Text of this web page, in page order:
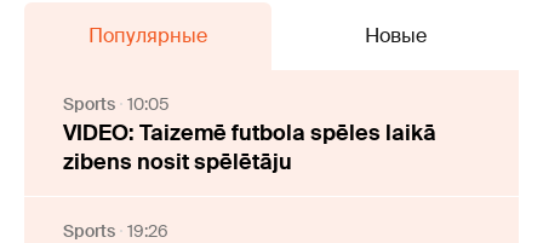
Популярные Новые
Sports 10:05
VIDEO: Taizemē futbola spēles laikā
zibens nosit spēlētāju
Sports 19:26